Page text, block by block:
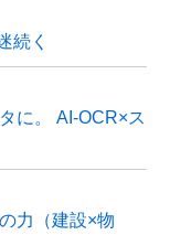
続く
に。 AI-OCR×ス
力（建設×物